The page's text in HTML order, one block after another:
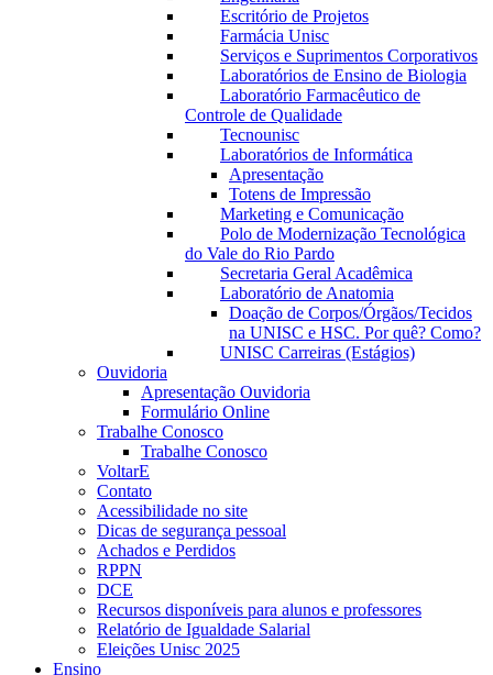
Escritório de Projetos
Farmácia Unisc
Serviços e Suprimentos Corporativos
Laboratórios de Ensino de Biologia
Laboratório Farmacêutico de
Controle de Qualidade
Tecnounisc
Laboratórios de Informática
Apresentação
Totens de Impressão
Marketing e Comunicação
Polo de Modernização Tecnológica
do Vale do Rio Pardo
Secretaria Geral Acadêmica
Laboratório de Anatomia
Doação de Corpos/Órgãos/Tecidos
na UNISC e HSC. Por quê? Como?
UNISC Carreiras (Estágios)
Ouvidoria
Apresentação Ouvidoria
Formulário Online
Trabalhe Conosco
Trabalhe Conosco
VoltarE
Contato
Acessibilidade no site
Dicas de segurança pessoal
Achados e Perdidos
RPPN
DCE
Recursos disponíveis para alunos e professores
Relatório de Igualdade Salarial
Eleições Unisc 2025
Ensino